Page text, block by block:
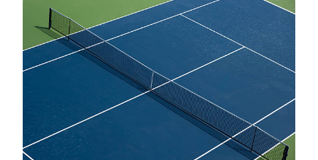
LA
DE
SAINT
RAPHAËL